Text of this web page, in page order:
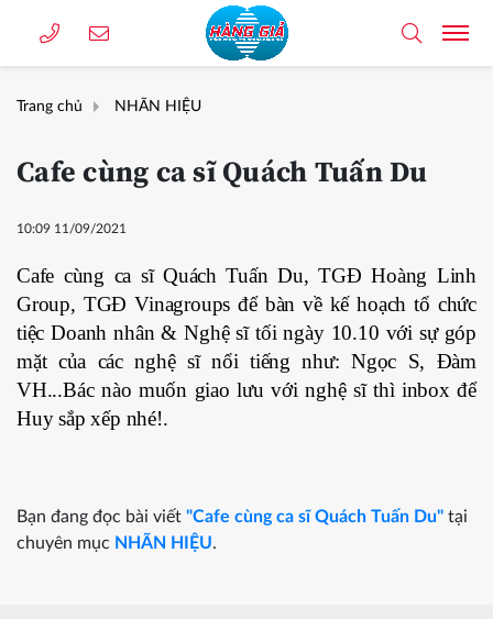
Trang chủ NHÃN HIỆU
Cafe cùng ca sĩ Quách Tuấn Du
10:09 11/09/2021
Cafe cùng ca sĩ Quách Tuấn Du, TGĐ Hoàng Linh
Group, TGĐ Vinagroups để bàn về kế hoạch tổ chức
tiệc Doanh nhân & Nghệ sĩ tối ngày 10.10 với sự góp
mặt của các nghệ sĩ nổi tiếng như: Ngọc S, Đàm
VH...Bác nào muốn giao lưu với nghệ sĩ thì inbox để
Huy sắp xếp nhé!.
Bạn đang đọc bài viết "Cafe cùng ca sĩ Quách Tuấn Du" tại
chuyên mục NHÃN HIỆU.